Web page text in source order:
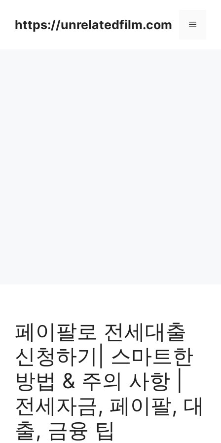
contenthttps://unrelatedfilm.com Menu
페이팔로 전세대출
신청하기| 스마트한
방법 & 주의 사항 |
전세자금, 페이팔, 대
출, 금융 팁